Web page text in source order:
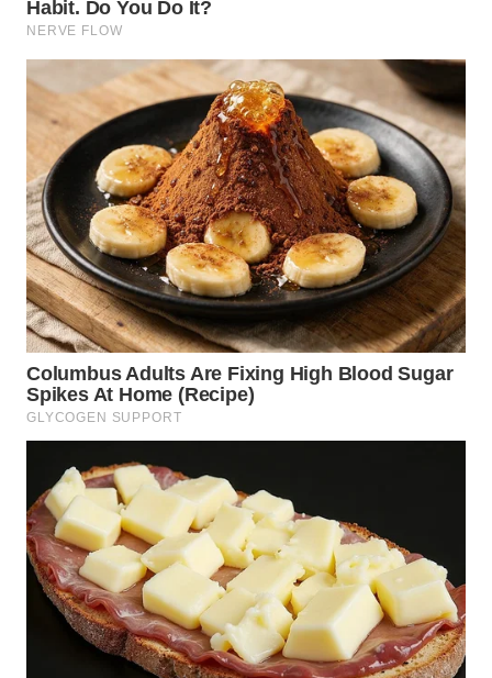
KEPULAUAN
WN
TANGERANG
BINJAI
WN
CIREBON
WN
INDRAMAYU
WN
MAJALENGKA
WN
SUBANG